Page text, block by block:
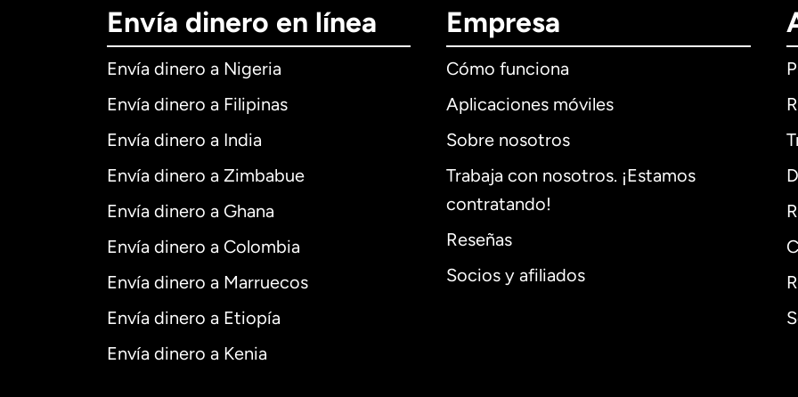
Envía dinero en línea
Envía dinero a Nigeria
Envía dinero a Filipinas
Envía dinero a India
Envía dinero a Zimbabue
Envía dinero a Ghana
Envía dinero a Colombia
Envía dinero a Marruecos
Envía dinero a Etiopía
Envía dinero a Kenia
Empresa
Cómo funciona
Aplicaciones móviles
Sobre nosotros
Trabaja con nosotros. ¡Estamos
contratando!
Reseñas
Socios y afiliados